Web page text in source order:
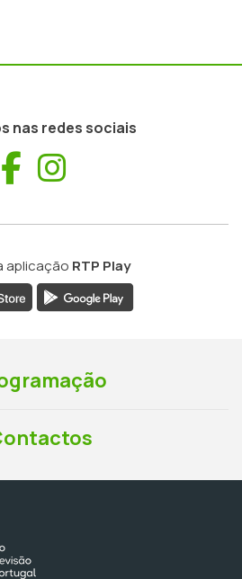
nas redes sociais
Facebook
aplicação RTP Play